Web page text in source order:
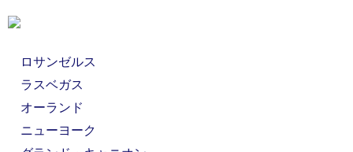
ロサンゼルス
ラスベガス
オーランド
ニューヨーク